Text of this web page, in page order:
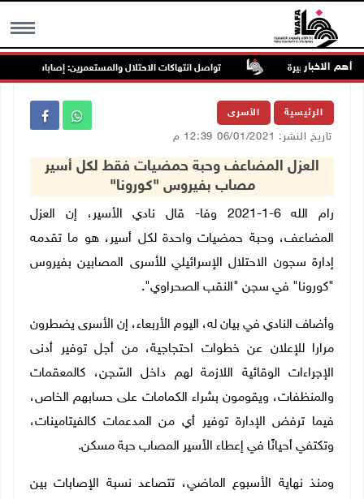
MENU أهم الاخبار تواصل انتهاكات الاحتلال والمستعمرين: إصابات واعتقالات
الرئيسية الأسرى
تاريخ النشر: 06/01/2021 12:39 م
العزل المضاعف وحبة حمضيات فقط لكل أسير
مصاب بفيروس "كورونا"
رام الله 6-1-2021 وفا- قال نادي الأسير، إن العزل
المضاعف، وحبة حمضيات واحدة لكل أسير، هو ما تقدمه
إدارة سجون الاحتلال الإسرائيلي للأسرى المصابين بفيروس
"كورونا" في سجن "النقب الصحراوي".
وأضاف النادي في بيان له، اليوم الأربعاء، إن الأسرى يضطرون
مرارا للإعلان عن خطوات احتجاجية، من أجل توفير أدنى
الإجراءات الوقائية اللازمة لهم داخل السّجن، كالمعقمات
والمنظفات، ويقومون بشراء الكمامات على حسابهم الخاص،
فيما ترفض الإدارة توفير أي من المدعمات كالفيتامينات،
وتكتفي أحيانًا في إعطاء الأسير المصاب حبة مسكن.
ومنذ نهاية الأسبوع الماضي، تتصاعد نسبة الإصابات بين